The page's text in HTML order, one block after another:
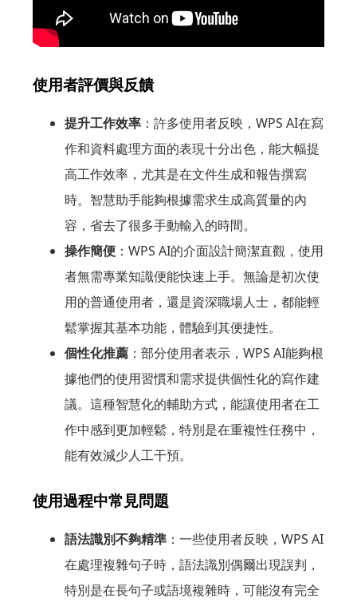
WPS AI的使用體驗
使用者評價與反饋
提升工作效率：許多使用者反映，WPS AI在寫
作和資料處理方面的表現十分出色，能大幅提
高工作效率，尤其是在文件生成和報告撰寫
時。智慧助手能夠根據需求生成高質量的內
容，省去了很多手動輸入的時間。
操作簡便：WPS AI的介面設計簡潔直觀，使用
者無需專業知識便能快速上手。無論是初次使
用的普通使用者，還是資深職場人士，都能輕
鬆掌握其基本功能，體驗到其便捷性。
個性化推薦：部分使用者表示，WPS AI能夠根
據他們的使用習慣和需求提供個性化的寫作建
議。這種智慧化的輔助方式，能讓使用者在工
作中感到更加輕鬆，特別是在重複性任務中，
能有效減少人工干預。
使用過程中常見問題
語法識別不夠精準：一些使用者反映，WPS AI
在處理複雜句子時，語法識別偶爾出現誤判，
特別是在長句子或語境複雜時，可能沒有完全